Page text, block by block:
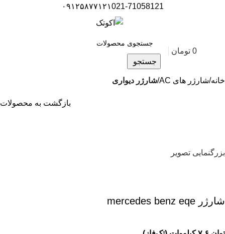
021-71058121۰۹۱۲۵۸۷۷۱۲۱
0 تومان
جستجو
خانه شارژر های AC شارژر دیواری
بازگشت به محصولات
بزرگنمایی تصویر
شارژر mercedes benz eqe